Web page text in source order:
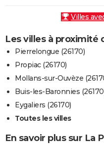
Villes
Les villes à proximité
Pierrelongue (26170)
Propiac (26170)
Mollans-sur-Ouvèze
Buis-les-Baronnies
Eygaliers (26170)
Toutes les villes
En savoir plus sur La